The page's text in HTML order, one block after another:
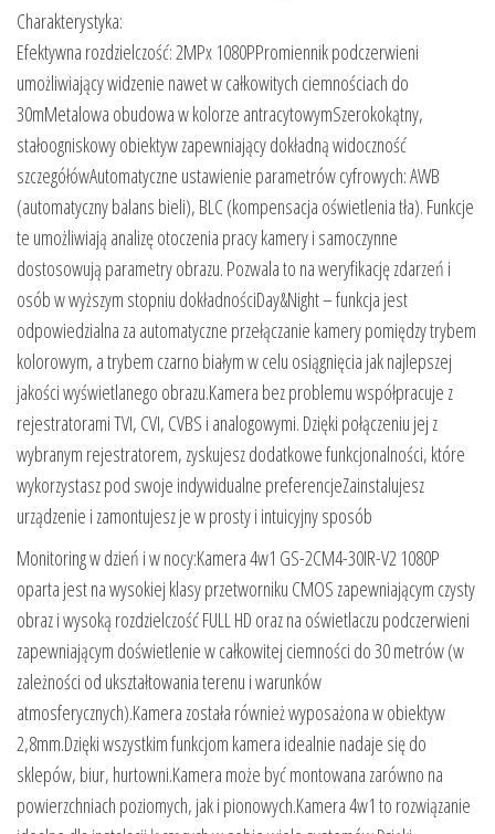
Charakterystyka:
Efektywna rozdzielczość: 2MPx 1080PPromiennik podczerwieni
umożliwiający widzenie nawet w całkowitych ciemnościach do
30mMetalowa obudowa w kolorze antracytowymSzerokokątny,
stałoogniskowy obiektyw zapewniający dokładną widoczność
szczegółówAutomatyczne ustawienie parametrów cyfrowych: AWB
(automatyczny balans bieli), BLC (kompensacja oświetlenia tła). Funkcje
te umożliwiają analizę otoczenia pracy kamery i samoczynne
dostosowują parametry obrazu. Pozwala to na weryfikację zdarzeń i
osób w wyższym stopniu dokładnościDay&Night – funkcja jest
odpowiedzialna za automatyczne przełączanie kamery pomiędzy trybem
kolorowym, a trybem czarno białym w celu osiągnięcia jak najlepszej
jakości wyświetlanego obrazu.Kamera bez problemu współpracuje z
rejestratorami TVI, CVI, CVBS i analogowymi. Dzięki połączeniu jej z
wybranym rejestratorem, zyskujesz dodatkowe funkcjonalności, które
wykorzystasz pod swoje indywidualne preferencjeZainstalujesz
urządzenie i zamontujesz je w prosty i intuicyjny sposób
Monitoring w dzień i w nocy:Kamera 4w1 GS-2CM4-30IR-V2 1080P
oparta jest na wysokiej klasy przetworniku CMOS zapewniającym czysty
obraz i wysoką rozdzielczość FULL HD oraz na oświetlaczu podczerwieni
zapewniającym doświetlenie w całkowitej ciemności do 30 metrów (w
zależności od ukształtowania terenu i warunków
atmosferycznych).Kamera została również wyposażona w obiektyw
2,8mm.Dzięki wszystkim funkcjom kamera idealnie nadaje się do
sklepów, biur, hurtowni.Kamera może być montowana zarówno na
powierzchniach poziomych, jak i pionowych.Kamera 4w1 to rozwiązanie